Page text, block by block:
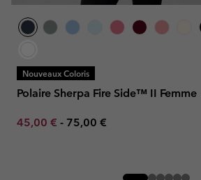
Nouveaux Coloris
Polaire Sherpa Fire Side™ II Femme
Minimum sale price:
45,00 € - Maximum price:
75,00 €